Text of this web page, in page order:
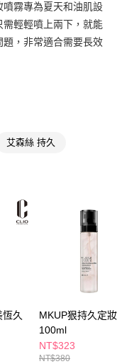
至「AFTEE先享後付」
帳。
連結，可透過四大超商／
您需要取消訂單，請聯絡
效，需透過AFTEE先享
面顯示為準，若有關於
霧專為夏天和油肌設
輕輕噴上兩下，就能
，非常適合需要長效
艾森絲 持久
久
MKUP狠持久定
100ml
NT$323
NT$380